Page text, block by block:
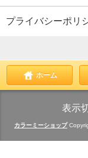
プライバシーポリ
ホーム
表示
カラーミーショップ